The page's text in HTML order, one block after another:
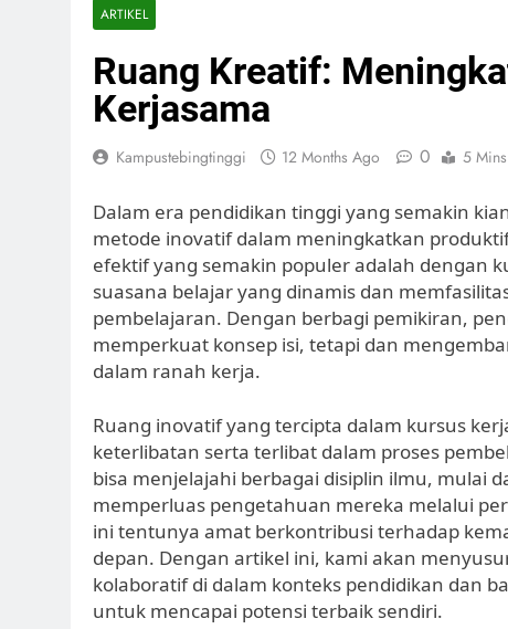
ARTIKEL
Ruang Kreatif:
Kerjasama
Kampustebingtinggi 12 Months Ago 0 5 Mins
Dalam era pendidikan tinggi yang semakin
metode inovatif dalam meningkatkan
efektif yang semakin populer adalah dengan
suasana belajar yang dinamis dan
pembelajaran. Dengan berbagi pemikiran,
memperkuat konsep isi, tetapi dan
dalam ranah kerja.
Ruang inovatif yang tercipta dalam kursus
keterlibatan serta terlibat dalam proses
bisa menjelajahi berbagai disiplin ilmu, mulai
memperluas pengetahuan mereka melalui
ini tentunya amat berkontribusi terhadap
depan. Dengan artikel ini, kami akan
kolaboratif di dalam konteks pendidikan dan
untuk mencapai potensi terbaik sendiri.